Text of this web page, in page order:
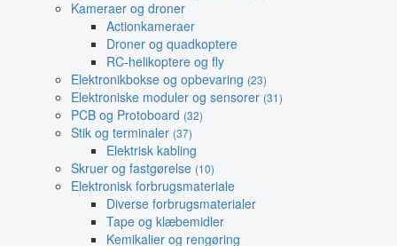
Kameraer og droner
Actionkameraer
Droner og quadkoptere
RC-helikoptere og fly
Elektronikbokse og opbevaring (23)
Elektroniske moduler og sensorer (31)
PCB og Protoboard (32)
Stik og terminaler (37)
Elektrisk kabling
Skruer og fastgørelse (10)
Elektronisk forbrugsmateriale
Diverse forbrugsmaterialer
Tape og klæbemidler
Kemikalier og rengøring